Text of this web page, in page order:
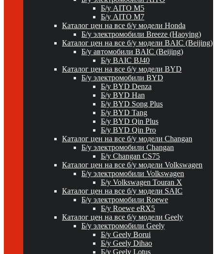
Б/у AITO M5
Б/у AITO M7
Каталог цен на все б/у модели Honda
Б/у электромобили Breeze (Haoying)
Каталог цен на все б/у модели BAIC (Beijing)
Б/у автомобили BAIC (Beijing)
Б/у BAIC BJ40
Каталог цен на все б/у модели BYD
Б/у электромобили BYD
Б/у BYD Denza
Б/у BYD Han
Б/у BYD Song Plus
Б/у BYD Tang
Б/у BYD Qin Plus
Б/у BYD Qin Pro
Каталог цен на все б/у модели Changan
Б/у электромобили Changan
Б/у Changan CS75
Каталог цен на все б/у модели Volkswagen
Б/у электромобили Volkswagen
Б/у Volkswagen Touran X
Каталог цен на все б/у модели SAIC
Б/у электромобили Roewe
Б/у Roewe eRX5
Каталог цен на все б/у модели Geely
Б/у электромобили Geely
Б/у Geely Borui
Б/у Geely Dihao
Б/у Geely Lotus